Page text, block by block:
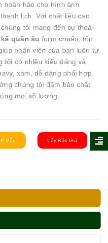
hoàn hảo cho hình ảnh
lịch. Với chất liệu cao
tôi mang đến sự thoải
quần âu form chuẩn, tôn
nhân viên của bạn luôn tự
tôi có nhiều kiểu dáng và
xám, dễ dàng phối hợp.
chúng tôi đảm bảo chất
mọi số lượng.
Mẫu Lấy Báo Giá